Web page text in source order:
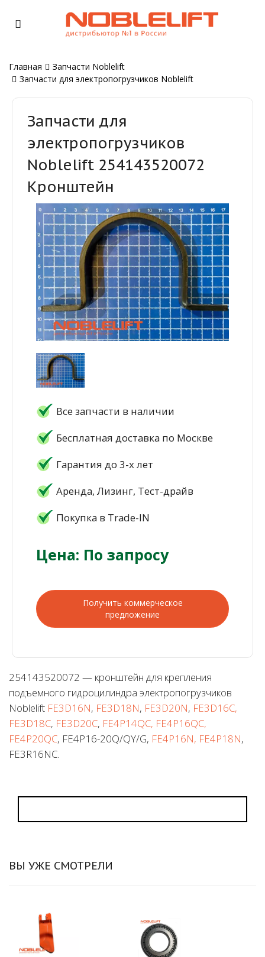
Главная
Запчасти Noblelift
Запчасти для электропогрузчиков Noblelift
Запчасти для
электропогрузчиков
Noblelift 254143520072
Кронштейн
Все запчасти в наличии
Бесплатная доставка по Москве
Гарантия до 3-х лет
Аренда, Лизинг, Тест-драйв
Покупка в Trade-IN
Цена: По запросу
Получить коммерческое
предложение
254143520072 — кронштейн для крепления
подъемного гидроцилиндра электропогрузчиков
Noblelift FE3D16N, FE3D18N, FE3D20N, FE3D16C,
FE3D18C, FE3D20C, FE4P14QC, FE4P16QC,
FE4P20QC, FE4P16-20Q/QY/G, FE4P16N, FE4P18N,
FE3R16NC.
ВЫ УЖЕ СМОТРЕЛИ